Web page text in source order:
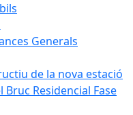
Generals
de la nova estació
Residencial Fase